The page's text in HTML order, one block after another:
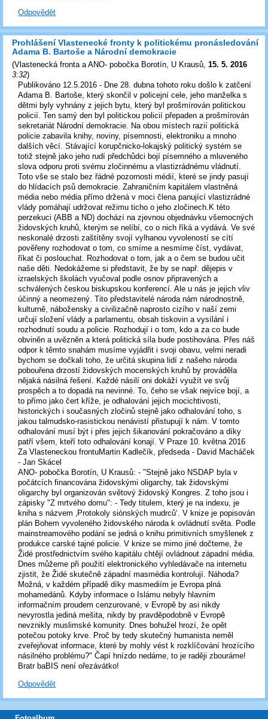
Odpovědět
Prohlášení Vlastenecké fronty k politickému pronásledování
Adama B. Bartoše a Národní demokracie
(Vlastenecká fronta a ANO- pobočka Borotín, U Krausů, 15. 5. 2016
3:32)
Publikováno 12.5.2016 - Dne 28. dubna tohoto roku došlo k zatčení
Adama B. Bartoše, který skončil v policejní cele, jeho manželka s
dětmi byly vyhnány z jejich bytu, který byl prošmírován politickou
policií. Ten samý den byl politickou policií přepaden a prošmírován
sekretariát Národní demokracie. Na obou místech razií politická
policie zabavila knihy, noviny, písemnosti, elektroniku a mnoho
dalších věcí. Stávající korupčnicko-lokajský politický systém se
totiž stejně jako jeho rudí předchůdci bojí písemného a mluveného
slova odporu proti svému zločinnému a vlastizrádnému vládnutí.
Toto vše se stalo bez řádné pozornosti médií, které se jindy pasují
do hlídacích psů demokracie. Zahraničním kapitálem vlastněná
média nebo média přímo držená v moci člena panující vlastizrádné
vlády pomáhají udržovat režimu ticho o jeho zločinech.K této
perzekuci (ABB a ND) dochází na zjevnou objednávku všemocných
židovských kruhů, kterým se nelíbí, co o nich říká a vydává. Ve své
neskonalé drzosti zaštítěny svojí vylhanou vyvoleností se cítí
pověřeny rozhodovat o tom, co smíme a nesmíme číst, vydávat,
říkat či poslouchat. Rozhodovat o tom, jak a o čem se budou učit
naše děti. Nedokážeme si představit, že by se např. dějepis v
izraelských školách vyučoval podle osnov připravených a
schválených českou biskupskou konferencí. Ale u nás je jejich vliv
účinný a neomezený. Tito představitelé národa nám národnostně,
kulturně, nábožensky a civilizačně naprosto cizího v naší zemi
určují složení vlády a parlamentu, obsah tiskovin a vysílání i
rozhodnutí soudu a policie. Rozhodují i o tom, kdo a za co bude
obviněn a uvězněn a která politická síla bude postihována. Přes náš
odpor k těmto snahám musíme vyjádřit i svoji obavu, velmi neradi
bychom se dočkali toho, že určitá skupina lidí z našeho národa
pobouřena drzostí židovských mocenských kruhů by prováděla
nějaká násilná řešení. Každé násilí oni dokáží využít ve svůj
prospěch a to dopadá na nevinné. To, čeho se však nejvíce bojí, a
to přímo jako čert kříže, je odhalování jejich mocichtivosti,
historických i současných zločinů stejně jako odhalování toho, s
jakou talmudsko-rasistickou nenávistí přistupují k nám. V tomto
odhalování musí být i přes jejich šikanování pokračováno a díky
patří všem, kteří toto odhalování konají. V Praze 10. května 2016
Za Vlasteneckou frontuMartin Kadlečík, předseda - David Macháček
- Jan Skácel
ANO- pobočka Borotín, U Krausů: - "Stejně jako NSDAP byla v
počátcích financována židovskými oligarchy, tak židovskými
oligarchy byl organizován světový židovský Kongres. Z toho jsou i
zápisky "Z mrtvého domu": - Tedy titulem, který je na indexu, je
kniha s názvem ‚Protokoly siónských mudrců‘. V knize je popisován
plán Bohem vyvoleného židovského národa k ovládnutí světa. Podle
mainstreamového podání se jedná o knihu primitivních smyšlenek z
produkce carské tajné policie. V knize se mimo jiné dočteme, že
Židé prostřednictvím svého kapitálu chtějí ovládnout západní média.
Dnes můžeme při použití elektronického vyhledávače na internetu
zjistit, že Židé skutečně západní masmédia kontrolují. Náhoda?
Možná, v každém případě díky masmediím je Evropa plná
mohamedánů. Kdyby informace o Islámu nebyly hlavním
informačním proudem cenzurované, v Evropě by asi nikdy
nevyrostla jediná mešita, nikdy by pravděpodobně v Evropě
nevznikly muslimské komunity. Dnes bohužel hrozí, že opět
potečou potoky krve. Proč by tedy skutečný humanista neměl
zveřejňovat informace, které by mohly vést k rozklíčování hrozícího
násilného problému?" Čapí hnízdo nedáme, to je raději zbouráme!
Bratr baBIS není ořezávátko!
Odpovědět